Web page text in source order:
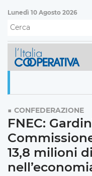
Lunedì 10 Agosto 2026
CONFEDERAZIONE
FNEC:
13,8 milioni